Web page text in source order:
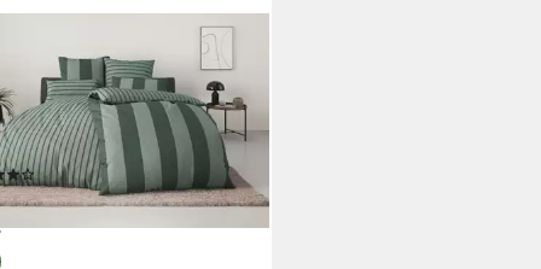
Sari in verschiedenen
Linon, 2 teilig, ab Gr.
cm, Wendedesign,
Bettwäsche mit Streifen
(1074)
€ UVP43,99 €